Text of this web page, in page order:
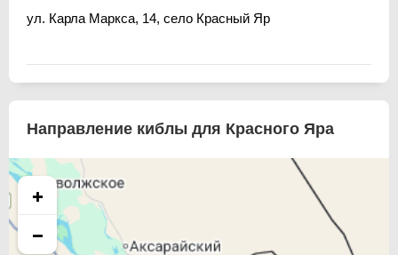
ул. Карла Маркса, 14, село Красный Яр
Направление киблы для Красного Яра
+
−